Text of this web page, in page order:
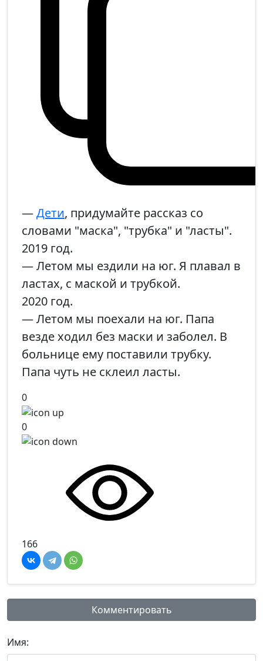
—Дети, придумайте рассказ со
словами "маска", "трубка" и "ласты".
2019 год.
— Летом мы ездили на юг. Я плавал в
ластах, с маской и трубкой.
2020 год.
— Летом мы поехали на юг. Папа
везде ходил без маски и заболел. В
больнице ему поставили трубку.
Папа чуть не склеил ласты.
0
0
166
Комментировать
Имя: